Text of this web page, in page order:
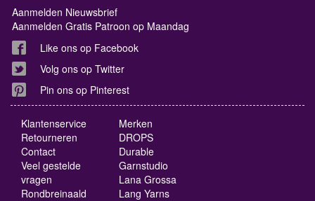
Aanmelden Nieuwsbrief
Aanmelden Gratis Patroon op Maandag
Like ons op Facebook
Volg ons op Twitter
Pin ons op Pinterest
Klantenservice
Retourneren
Contact
Veel gestelde
vragen
Rondbreinaald
Merken
DROPS
Durable
Garnstudio
Lana Grossa
Lang Yarns